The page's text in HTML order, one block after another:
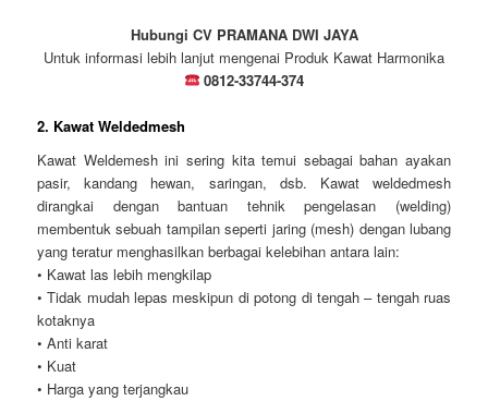
Hubungi CV PRAMANA DWI JAYA
Untuk informasi lebih lanjut mengenai Produk Kawat Harmonika
0812-33744-374
2. Kawat Weldedmesh
Kawat Weldemesh ini sering kita temui sebagai bahan ayakan
pasir, kandang hewan, saringan, dsb. Kawat weldedmesh
dirangkai dengan bantuan tehnik pengelasan (welding)
membentuk sebuah tampilan seperti jaring (mesh) dengan lubang
yang teratur menghasilkan berbagai kelebihan antara lain:
• Kawat las lebih mengkilap
• Tidak mudah lepas meskipun di potong di tengah – tengah ruas
kotaknya
• Anti karat
• Kuat
• Harga yang terjangkau